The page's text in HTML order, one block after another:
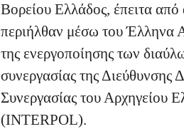
Βορείου Ελλάδος, έπειτα
περιήλθαν μέσω του Έλληνα
της ενεργοποίησης των
συνεργασίας της Διεύθυνσης
Συνεργασίας του Αρχηγείου
(INTERPOL).